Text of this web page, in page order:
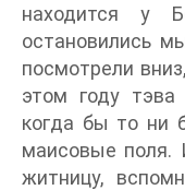
находится у
остановились
посмотрели
этом году
когда бы то ни
маисовые поля.
житницу,